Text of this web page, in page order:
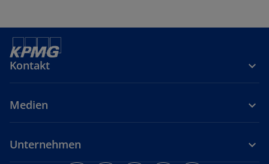
Kontakt
Medien
Unternehmen